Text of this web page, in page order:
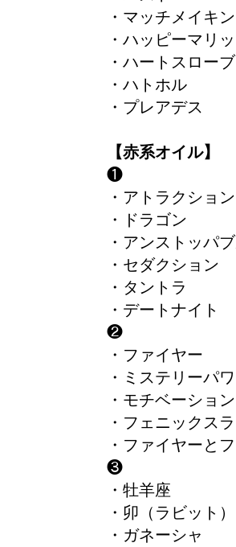
・マッチメイキ
・ハッピーマリ
・ハートスローブ
・ハトホル
・プレアデス
【赤系オイル】
❶
・アトラクション
・ドラゴン
・アンストッパ
・セダクション
・タントラ
・デートナイト
❷
・ファイヤー
・ミステリーパ
・モチベーション
・フェニックス
・ファイヤーと
❸
・牡羊座​
・卯（ラビッ
・ガネーシャ ​